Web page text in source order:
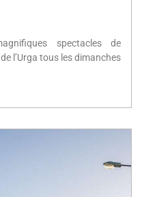
spectacles de
l’Urga tous les dimanches